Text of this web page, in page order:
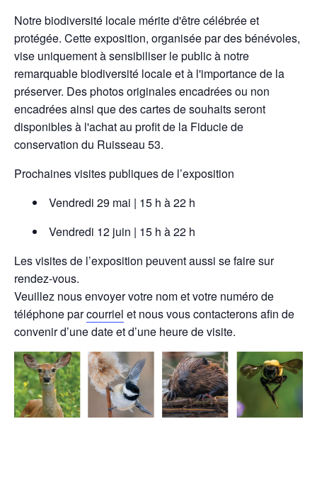
Notre biodiversité locale mérite d'être célébrée et
protégée. Cette exposition, organisée par des bénévoles,
vise uniquement à sensibiliser le public à notre
remarquable biodiversité locale et à l'importance de la
préserver. Des photos originales encadrées ou non
encadrées ainsi que des cartes de souhaits seront
disponibles à l'achat au profit de la Fiducie de
conservation du Ruisseau 53.
Prochaines visites publiques de l’exposition
Vendredi 29 mai | 15 h à 22 h
Vendredi 12 juin | 15 h à 22 h
Les visites de l’exposition peuvent aussi se faire sur
rendez-vous.
Veuillez nous envoyer votre nom et votre numéro de
téléphone parcourriel et nous vous contacterons afin de
convenir d’une date et d’une heure de visite.